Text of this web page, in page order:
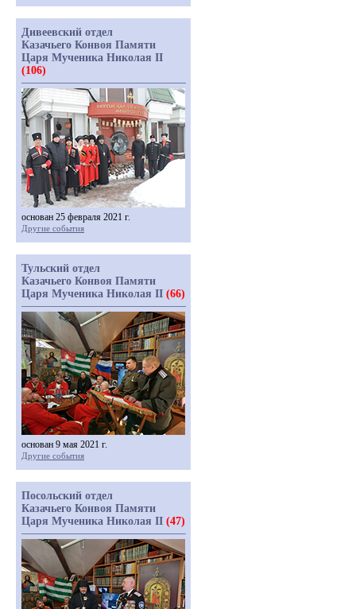
Дивеевский отдел
Казачьего Конвоя Памяти
Царя Мученика Николая II
(106)
основан 25 февраля 2021 г.
Другие события
Тульский отдел
Казачьего Конвоя Памяти
Царя Мученика Николая II (66)
основан 9 мая 2021 г.
Другие события
Посольский отдел
Казачьего Конвоя Памяти
Царя Мученика Николая II (47)